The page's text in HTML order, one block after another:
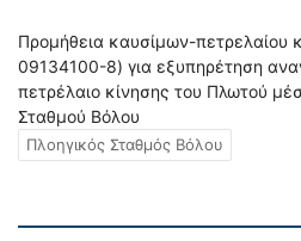
Προμήθεια καυσίμων-πετρελαίου
09134100-8) για εξυπηρέτηση
πετρέλαιο κίνησης του Πλωτού
Σταθμού Βόλου
Πλοηγικός Σταθμός Βόλου